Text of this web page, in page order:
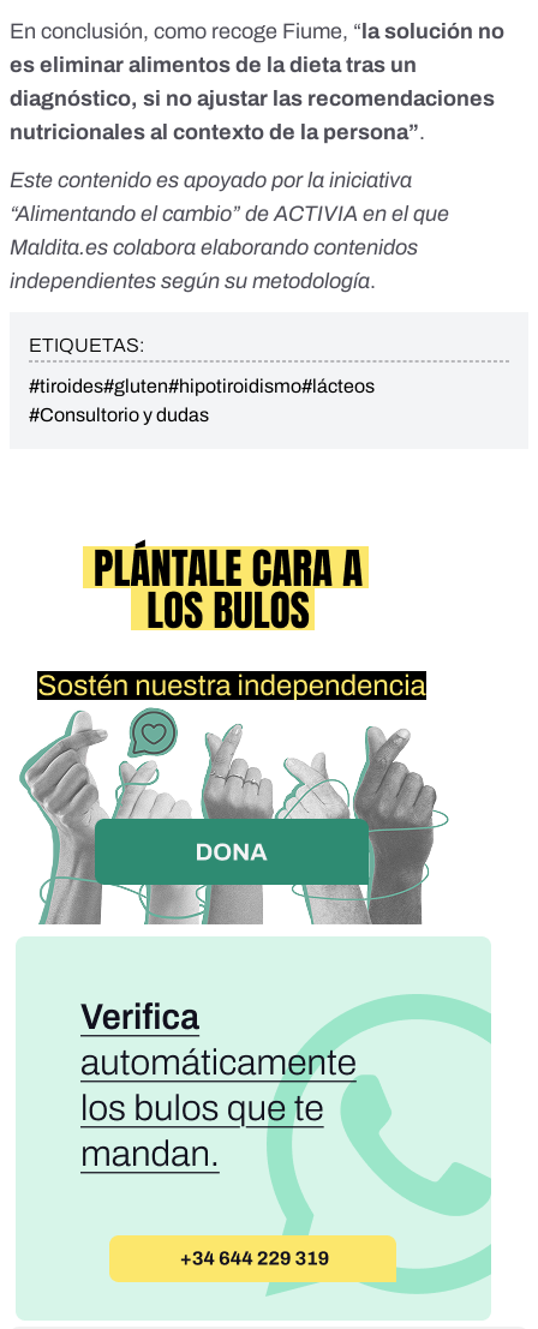
En conclusión, como recoge Fiume, “ la solución no
es eliminar alimentos de la dieta tras un
diagnóstico, si no ajustar las recomendaciones
nutricionales al contexto de la persona”.
Este contenido es apoyado por la iniciativa
“Alimentando el cambio” de ACTIVIA en el que
Maldita.es colabora elaborando contenidos
independientes según su metodología.
ETIQUETAS:
#tiroides#gluten#hipotiroidismo#lácteos
#Consultorio y dudas